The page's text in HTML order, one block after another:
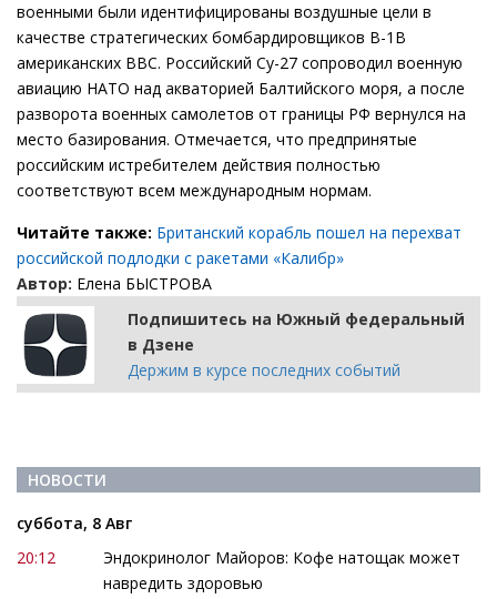
военными были идентифицированы воздушные цели в
качестве стратегических бомбардировщиков В-1В
американских ВВС. Российский Су-27 сопроводил военную
авиацию НАТО над акваторией Балтийского моря, а после
разворота военных самолетов от границы РФ вернулся на
место базирования. Отмечается, что предпринятые
российским истребителем действия полностью
соответствуют всем международным нормам.
Читайте также: Британский корабль пошел на перехват
российской подлодки с ракетами «Калибр»
Автор: Елена БЫСТРОВА
Подпишитесь на Южный федеральный
в Дзене
Держим в курсе последних событий
НОВОСТИ
суббота, 8 Авг
20:12
Эндокринолог Майоров: Кофе натощак может
навредить здоровью